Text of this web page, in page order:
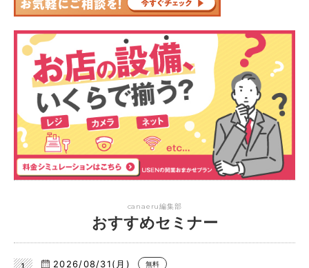
canaeru編集部
おすすめセミナー
2026/08/31(月) 無料